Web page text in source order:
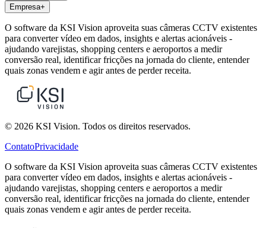
Empresa+
O software da KSI Vision aproveita suas câmeras CCTV existentes
para converter vídeo em dados, insights e alertas acionáveis -
ajudando varejistas, shopping centers e aeroportos a medir
conversão real, identificar fricções na jornada do cliente, entender
quais zonas vendem e agir antes de perder receita.
© 2026 KSI Vision. Todos os direitos reservados.
ContatoPrivacidade
O software da KSI Vision aproveita suas câmeras CCTV existentes
para converter vídeo em dados, insights e alertas acionáveis -
ajudando varejistas, shopping centers e aeroportos a medir
conversão real, identificar fricções na jornada do cliente, entender
quais zonas vendem e agir antes de perder receita.